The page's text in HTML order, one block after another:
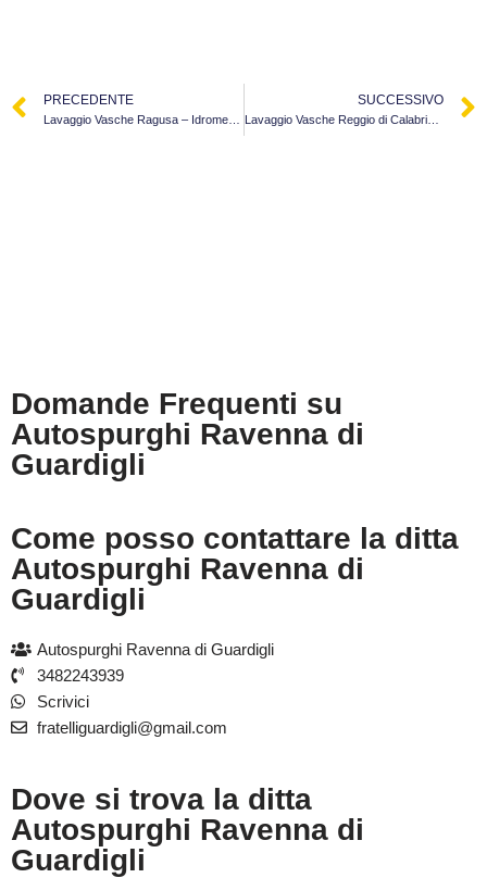
PRECEDENTE SUCCESSIVO
Lavaggio Vasche Reggio di Calabria – Autospurgo Ardea
Domande Frequenti su
Autospurghi Ravenna di
Guardigli
Come posso contattare la ditta
Autospurghi Ravenna di
Guardigli
Autospurghi Ravenna di Guardigli
3482243939
Scrivici
fratelliguardigli@gmail.com
Dove si trova la ditta
Autospurghi Ravenna di
Guardigli